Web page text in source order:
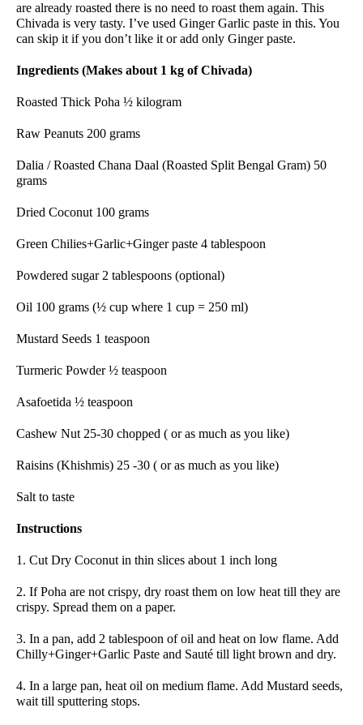
are already roasted there is no need to roast them again. This
Chivada is very tasty. I’ve used Ginger Garlic paste in this. You
can skip it if you don’t like it or add only Ginger paste.
Ingredients (Makes about 1 kg of Chivada)
Roasted Thick Poha ½ kilogram
Raw Peanuts 200 grams
Dalia / Roasted Chana Daal (Roasted Split Bengal Gram) 50
grams
Dried Coconut 100 grams
Green Chilies+Garlic+Ginger paste 4 tablespoon
Powdered sugar 2 tablespoons (optional)
Oil 100 grams (½ cup where 1 cup = 250 ml)
Mustard Seeds 1 teaspoon
Turmeric Powder ½ teaspoon
Asafoetida ½ teaspoon
Cashew Nut 25-30 chopped ( or as much as you like)
Raisins (Khishmis) 25 -30 ( or as much as you like)
Salt to taste
Instructions
1. Cut Dry Coconut in thin slices about 1 inch long
2. If Poha are not crispy, dry roast them on low heat till they are
crispy. Spread them on a paper.
3. In a pan, add 2 tablespoon of oil and heat on low flame. Add
Chilly+Ginger+Garlic Paste and Sauté till light brown and dry.
4. In a large pan, heat oil on medium flame. Add Mustard seeds,
wait till sputtering stops.